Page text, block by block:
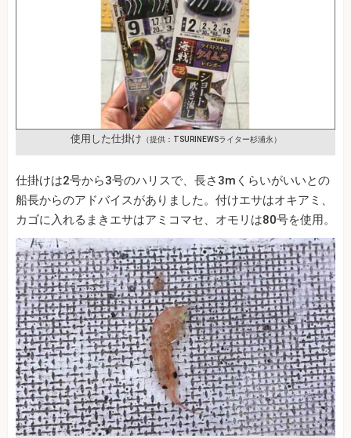
使用した仕掛け （提供：TSURINEWSライター杉浦永）
仕掛けは2号から3号のハリスで、長さ3mくらいがいいとの
船長からのアドバイスがありました。付けエサはオキアミ、
カゴに入れるまきエサはアミコマセ、オモリは80号を使用。